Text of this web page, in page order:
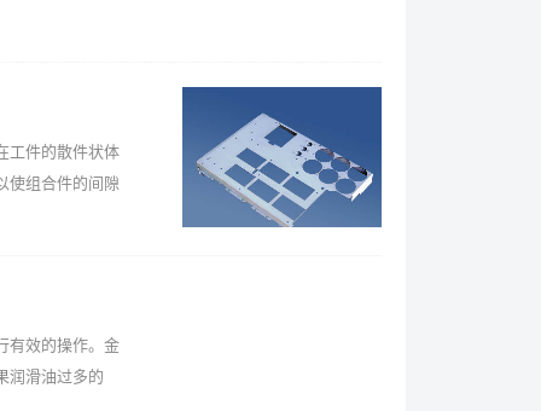
工件的散件状体
使组合件的间隙
有效的操作。金
润滑油过多的